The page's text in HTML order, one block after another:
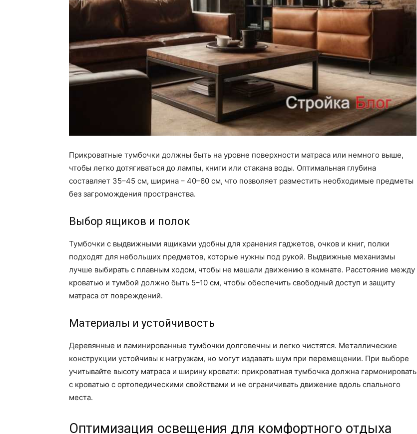
Прикроватные тумбочки должны быть на уровне поверхности матраса или немного выше,
чтобы легко дотягиваться до лампы, книги или стакана воды. Оптимальная глубина
составляет 35–45 см, ширина – 40–60 см, что позволяет разместить необходимые предметы
без загромождения пространства.
Выбор ящиков и полок
Тумбочки с выдвижными ящиками удобны для хранения гаджетов, очков и книг, полки
подходят для небольших предметов, которые нужны под рукой. Выдвижные механизмы
лучше выбирать с плавным ходом, чтобы не мешали движению в комнате. Расстояние между
кроватью и тумбой должно быть 5–10 см, чтобы обеспечить свободный доступ и защиту
матраса от повреждений.
Материалы и устойчивость
Деревянные и ламинированные тумбочки долговечны и легко чистятся. Металлические
конструкции устойчивы к нагрузкам, но могут издавать шум при перемещении. При выборе
учитывайте высоту матраса и ширину кровати: прикроватная тумбочка должна гармонировать
с кроватью с ортопедическими свойствами и не ограничивать движение вдоль спального
места.
Оптимизация освещения для комфортного отдыха